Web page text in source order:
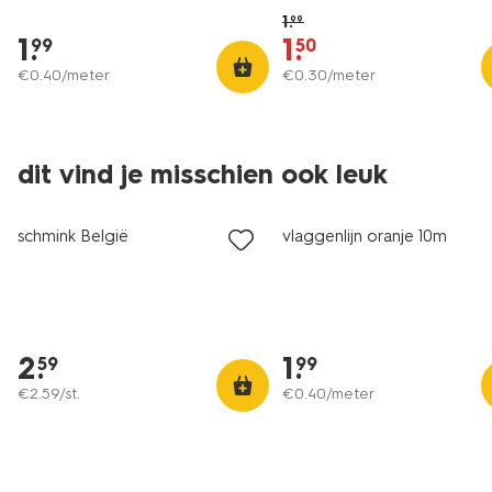
1.
99
€0.40/meter
1.99
1.
50
€0.30/meter
dit vind je misschien ook leuk
schmink België
2.
59
€2.59/st.
vlaggenlijn oranje 10m
1.
99
€0.40/meter